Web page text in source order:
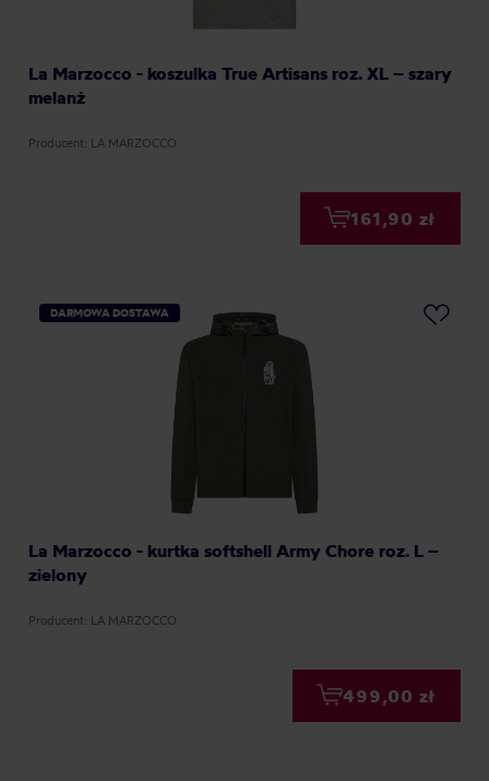
La Marzocco - koszulka True Artisans roz. XL – szary
melanż
Producent: LA MARZOCCO
161,90 zł
DARMOWA DOSTAWA
La Marzocco - kurtka softshell Army Chore roz. L –
zielony
Producent: LA MARZOCCO
499,00 zł